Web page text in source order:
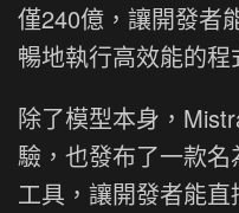
僅240億，讓開發者
暢地執行高效能的程
除了模型本身，
驗，也發布了一款
工具，讓開發者能